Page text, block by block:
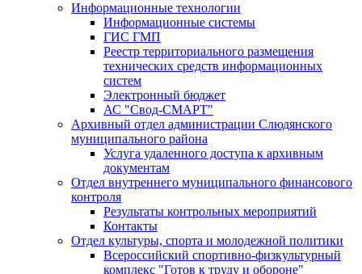
Информационные технологии
Информационные системы
ГИС ГМП
Реестр территориального размещения
технических средств информационных
систем
Электронный бюджет
АС "Свод-СМАРТ"
Архивный отдел администрации Слюдянского
муниципального района
Услуга удаленного доступа к архивным
документам
Отдел внутреннего муниципального финансового
контроля
Результаты контрольных мероприятий
Контакты
Отдел культуры, спорта и молодежной политики
Всероссийский спортивно-физкультурный
комплекс "Готов к труду и обороне"